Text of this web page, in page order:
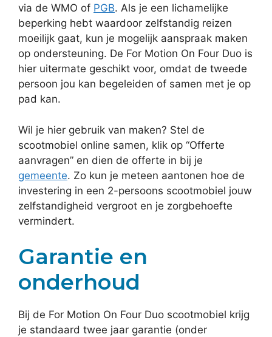
via de WMO of PGB. Als je een lichamelijke
beperking hebt waardoor zelfstandig reizen
moeilijk gaat, kun je mogelijk aanspraak maken
op ondersteuning. De For Motion On Four Duo is
hier uitermate geschikt voor, omdat de tweede
persoon jou kan begeleiden of samen met je op
pad kan.
Wil je hier gebruik van maken? Stel de
scootmobiel online samen, klik op “Offerte
aanvragen” en dien de offerte in bij je
gemeente. Zo kun je meteen aantonen hoe de
investering in een 2-persoons scootmobiel jouw
zelfstandigheid vergroot en je zorgbehoefte
vermindert.
Garantie en
onderhoud
Bij de For Motion On Four Duo scootmobiel krijg
je standaard twee jaar garantie (onder